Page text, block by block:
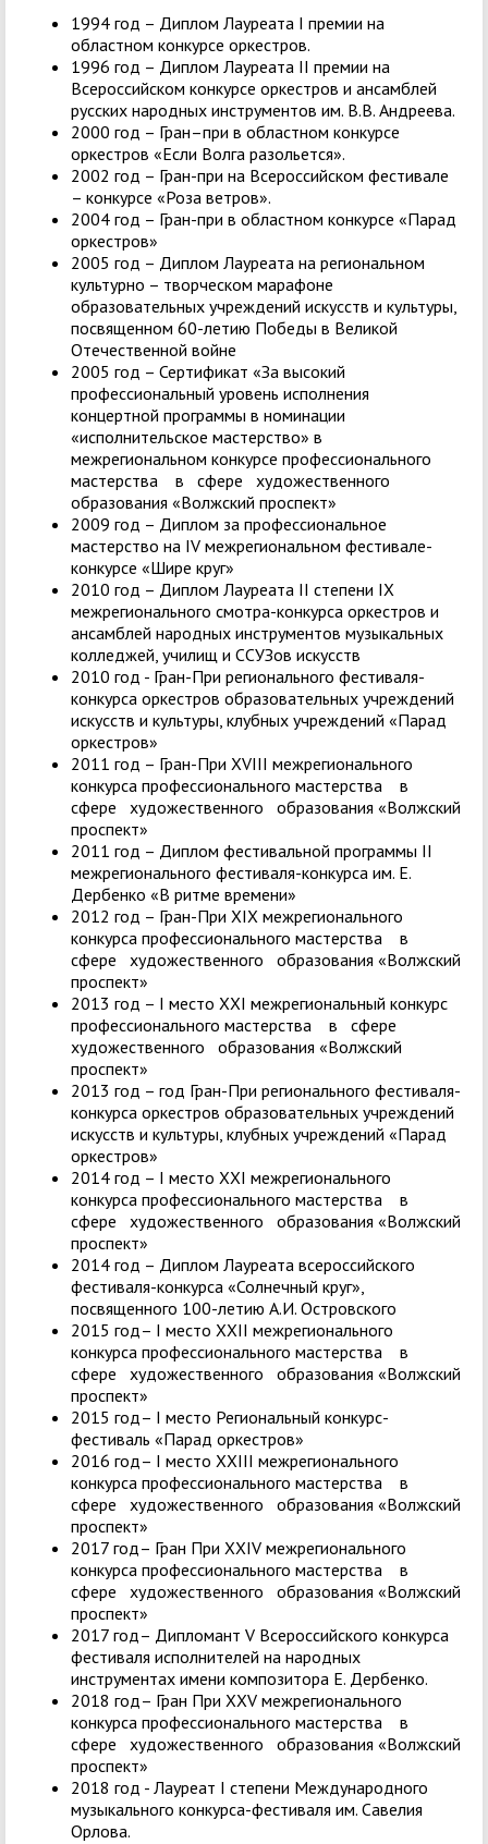
1994 год – Диплом Лауреата I премии на
областном конкурсе оркестров.
1996 год – Диплом Лауреата II премии на
Всероссийском конкурсе оркестров и ансамблей
русских народных инструментов им. В.В. Андреева.
2000 год – Гран–при в областном конкурсе
оркестров «Если Волга разольется».
2002 год – Гран-при на Всероссийском фестивале
– конкурсе «Роза ветров».
2004 год – Гран-при в областном конкурсе «Парад
оркестров»
2005 год – Диплом Лауреата на региональном
культурно – творческом марафоне
образовательных учреждений искусств и культуры,
посвященном 60-летию Победы в Великой
Отечественной войне
2005 год – Сертификат «За высокий
профессиональный уровень исполнения
концертной программы в номинации
«исполнительское мастерство» в
межрегиональном конкурсе профессионального
мастерства в сфере художественного
образования «Волжский проспект»
2009 год – Диплом за профессиональное
мастерство на IV межрегиональном фестивале-
конкурсе «Шире круг»
2010 год – Диплом Лауреата II степени IX
межрегионального смотра-конкурса оркестров и
ансамблей народных инструментов музыкальных
колледжей, училищ и ССУЗов искусств
2010 год - Гран-При регионального фестиваля-
конкурса оркестров образовательных учреждений
искусств и культуры, клубных учреждений «Парад
оркестров»
2011 год – Гран-При XVIII межрегионального
конкурса профессионального мастерства в
сфере художественного образования «Волжский
проспект»
2011 год – Диплом фестивальной программы II
межрегионального фестиваля-конкурса им. Е.
Дербенко «В ритме времени»
2012 год – Гран-При XIX межрегионального
конкурса профессионального мастерства в
сфере художественного образования «Волжский
проспект»
2013 год – I место XXI межрегиональный конкурс
профессионального мастерства в сфере
художественного образования «Волжский
проспект»
2013 год – год Гран-При регионального фестиваля-
конкурса оркестров образовательных учреждений
искусств и культуры, клубных учреждений «Парад
оркестров»
2014 год – I место XXI межрегионального
конкурса профессионального мастерства в
сфере художественного образования «Волжский
проспект»
2014 год – Диплом Лауреата всероссийского
фестиваля-конкурса «Солнечный круг»,
посвященного 100-летию А.И. Островского
2015 год– I место XXII межрегионального
конкурса профессионального мастерства в
сфере художественного образования «Волжский
проспект»
2015 год– I место Региональный конкурс-
фестиваль «Парад оркестров»
2016 год– I место XXIII межрегионального
конкурса профессионального мастерства в
сфере художественного образования «Волжский
проспект»
2017 год– Гран При XXIV межрегионального
конкурса профессионального мастерства в
сфере художественного образования «Волжский
проспект»
2017 год– Дипломант V Всероссийского конкурса
фестиваля исполнителей на народных
инструментах имени композитора Е. Дербенко.
2018 год– Гран При XXV межрегионального
конкурса профессионального мастерства в
сфере художественного образования «Волжский
проспект»
2018 год - Лауреат I степени Международного
музыкального конкурса-фестиваля им. Савелия
Орлова.